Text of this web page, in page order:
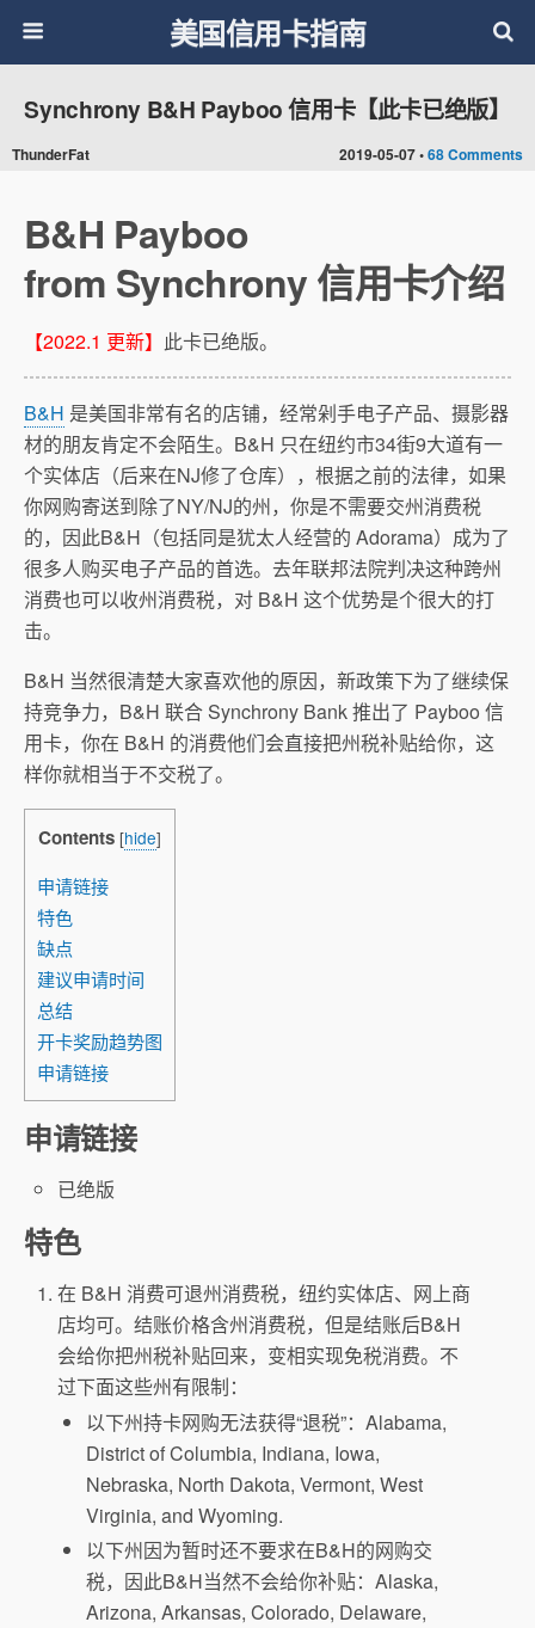
美国信用卡指南
2019-05-07 •68 Comments
Synchrony B&H Payboo 信用卡【此卡已绝版】
ThunderFat
B&H Payboo
from Synchrony 信用卡介绍
【2022.1 更新】 此卡已绝版。
B&H 是美国非常有名的店铺，经常剁手电子产品、摄影器
材的朋友肯定不会陌生。B&H 只在纽约市34街9大道有一
个实体店（后来在NJ修了仓库），根据之前的法律，如果
你网购寄送到除了NY/NJ的州，你是不需要交州消费税
的，因此B&H（包括同是犹太人经营的 Adorama）成为了
很多人购买电子产品的首选。去年联邦法院判决这种跨州
消费也可以收州消费税，对 B&H 这个优势是个很大的打
击。
B&H 当然很清楚大家喜欢他的原因，新政策下为了继续保
持竞争力，B&H 联合 Synchrony Bank 推出了 Payboo 信
用卡，你在 B&H 的消费他们会直接把州税补贴给你，这
样你就相当于不交税了。
Contents [hide]
申请链接
特色
缺点
建议申请时间
总结
开卡奖励趋势图
申请链接
申请链接
已绝版
特色
在 B&H 消费可退州消费税，纽约实体店、网上商
店均可。结账价格含州消费税，但是结账后B&H
会给你把州税补贴回来，变相实现免税消费。不
过下面这些州有限制：
以下州持卡网购无法获得“退税”：Alabama,
District of Columbia, Indiana, Iowa,
Nebraska, North Dakota, Vermont, West
Virginia, and Wyoming.
以下州因为暂时还不要求在B&H的网购交
税，因此B&H当然不会给你补贴：Alaska,
Arizona, Arkansas, Colorado, Delaware,